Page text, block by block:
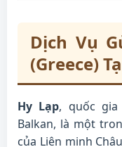
Dịch Vụ
(Greece)
Hy Lạp, quốc
Balkan, là một
của Liên minh